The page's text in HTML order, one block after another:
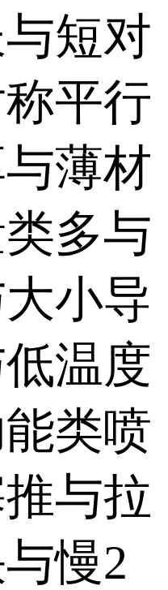
短对
平行
薄材
多与
小导
温度
类喷
与拉
慢2